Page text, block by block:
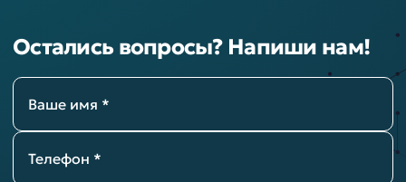
Остались вопросы? Напиши нам!
Ваше имя *
Телефон *